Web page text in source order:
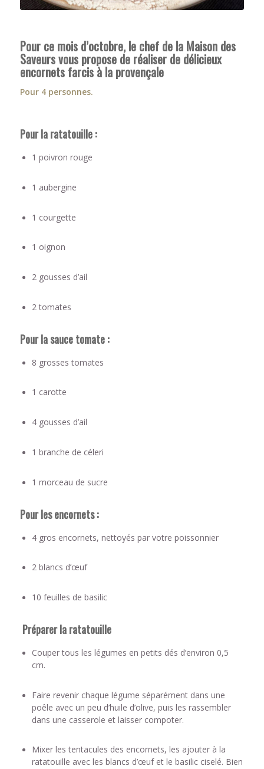
Pour ce mois d’octobre, le chef de la Maison des
Saveurs vous propose de réaliser de délicieux
encornets farcis à la provençale
Pour 4 personnes.
Pour la ratatouille :
1 poivron rouge
1 aubergine
1 courgette
1 oignon
2 gousses d’ail
2 tomates
Pour la sauce tomate :
8 grosses tomates
1 carotte
4 gousses d’ail
1 branche de céleri
1 morceau de sucre
Pour les encornets :
4 gros encornets, nettoyés par votre poissonnier
2 blancs d’œuf
10 feuilles de basilic
Préparer la ratatouille
Couper tous les légumes en petits dés d’environ 0,5
cm.
Faire revenir chaque légume séparément dans une
poêle avec un peu d’huile d’olive, puis les rassembler
dans une casserole et laisser compoter.
Mixer les tentacules des encornets, les ajouter à la
ratatouille avec les blancs d’œuf et le basilic ciselé. Bien